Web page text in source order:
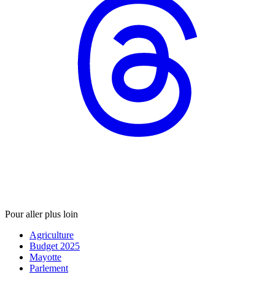
Pour aller plus loin
Agriculture
Budget 2025
Mayotte
Parlement